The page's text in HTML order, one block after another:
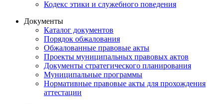
Кодекс этики и служебного поведения
Документы
Каталог документов
Порядок обжалования
Обжалованные правовые акты
Проекты муниципальных правовых актов
Документы стратегического планирования
Муниципальные программы
Нормативные правовые акты для прохождения
аттестации